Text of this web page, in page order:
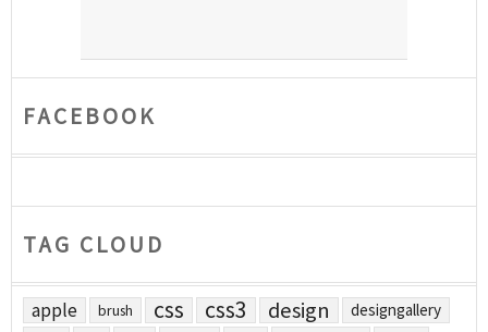
FACEBOOK
TAG CLOUD
apple brush css css3 design designgallery